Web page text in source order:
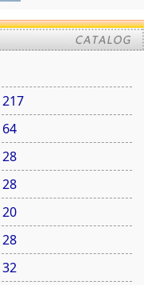
217
64
28
28
20
28
32